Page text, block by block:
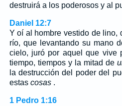
destruirá a los poderosos y al
Daniel 12:7
Y oí al hombre vestido de lino,
río, que levantando su mano
cielo, juró por aquel que vive
tiempo, tiempos y la mitad de
la destrucción del poder del
estas cosas.
1 Pedro 1:16